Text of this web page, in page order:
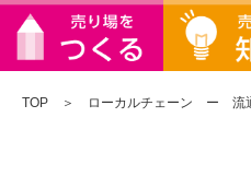
TOP ＞ ローカルチェーン ー 流通